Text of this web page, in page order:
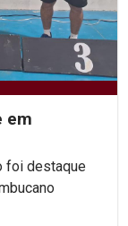
em
foi destaque